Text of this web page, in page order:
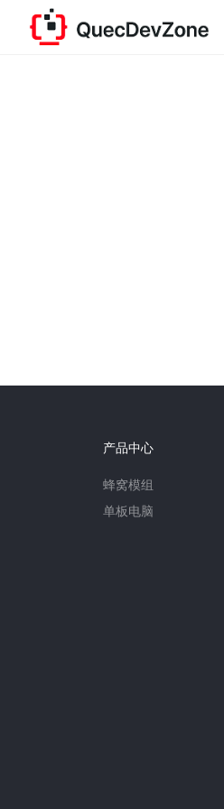
产品中心
蜂窝模组
单板电脑